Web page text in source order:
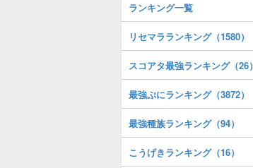
ランキング一覧
リセマラランキング（1580）
スコアタ最強ランキング（26）
最強ぷにランキング（3872）
最強種族ランキング（94）
こうげきランキング（16）